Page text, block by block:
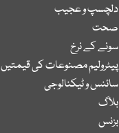
دلچسپ و عجیب
صحت
سونے کے نرخ
پیٹرولیم مصنوعات کی قیمتیں
سائنس و ٹیکنالوجی
بلاگ
بزنس